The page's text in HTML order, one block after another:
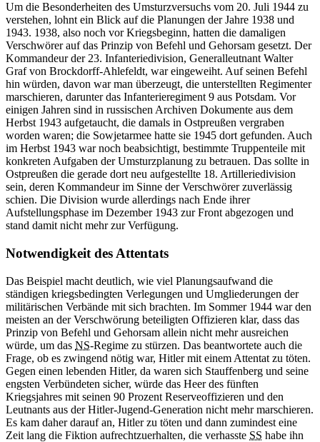
Um die Besonderheiten des Umsturzversuchs vom 20. Juli 1944 zu
verstehen, lohnt ein Blick auf die Planungen der Jahre 1938 und
1943. 1938, also noch vor Kriegsbeginn, hatten die damaligen
Verschwörer auf das Prinzip von Befehl und Gehorsam gesetzt. Der
Kommandeur der 23. Infanteriedivision, Generalleutnant Walter
Graf von Brockdorff-Ahlefeldt, wareingeweiht. Auf seinen Befehl
hin würden, davon warman überzeugt, die unterstellten Regimenter
marschieren, darunter das Infanterieregiment 9 aus Potsdam. Vor
einigen Jahren sind in russischen Archiven Dokumente aus dem
Herbst 1943 aufgetaucht, die damals in Ostpreußen vergraben
worden waren; die Sowjetarmee hatte sie 1945 dort gefunden. Auch
im Herbst 1943 warnoch beabsichtigt, bestimmte Truppenteile mit
konkreten Aufgaben der Umsturzplanung zu betrauen. Das sollte in
Ostpreußen die gerade dort neu aufgestellte 18. Artilleriedivision
sein, deren Kommandeur im Sinne der Verschwörer zuverlässig
schien. Die Division wurde allerdings nach Ende ihrer
Aufstellungsphase im Dezember 1943 zur Front abgezogen und
stand damit nicht mehr zur Verfügung.
Notwendigkeit des Attentats
Das Beispiel macht deutlich, wie viel Planungsaufwand die
ständigen kriegsbedingten Verlegungen und Umgliederungen der
militärischen Verbände mit sich brachten. Im Sommer 1944 warden
meisten an der Verschwörung beteiligten Offizieren klar, dass das
Prinzip von Befehl und Gehorsam allein nicht mehr ausreichen
würde, um das NS-Regime zu stürzen. Das beantwortete auch die
Frage, ob es zwingend nötig war, Hitler mit einem Attentat zu töten.
Gegen einen lebenden Hitler, da waren sich Stauffenberg und seine
engsten Verbündeten sicher, würde das Heer des fünften
Kriegsjahres mit seinen 90 Prozent Reserveoffizieren und den
Leutnants aus der Hitler-Jugend-Generation nicht mehr marschieren.
Es kam daher daraufan, Hitler zu töten und dann zumindest eine
Zeit lang die Fiktion aufrechtzuerhalten, die verhasste SS habe ihn